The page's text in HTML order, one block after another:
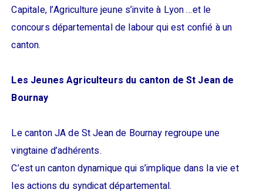
Capitale, l’Agriculture jeune s’invite à Lyon …et le
concours départemental de labour qui est confié à un
canton.
Les Jeunes Agriculteurs du canton de St Jean de
Bournay
Le canton JA de St Jean de Bournay regroupe une
vingtaine d’adhérents.
C’est un canton dynamique qui s’implique dans la vie et
les actions du syndicat départemental.